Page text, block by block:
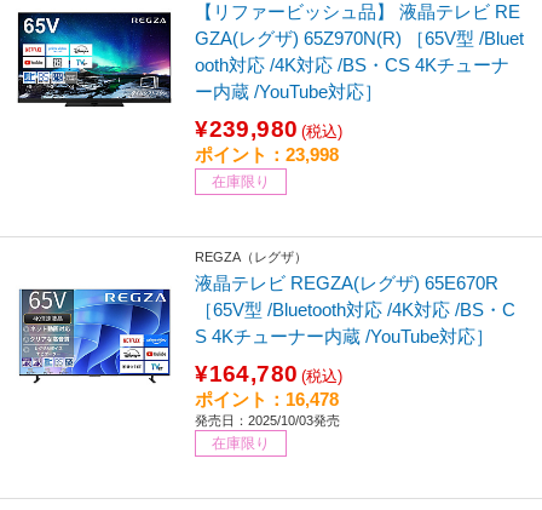
【リファービッシュ品】 液晶テレビ RE
GZA(レグザ) 65Z970N(R) ［65V型 /Bluet
ooth対応 /4K対応 /BS・CS 4Kチューナ
ー内蔵 /YouTube対応］
¥239,980 (税込)
ポイント：23,998
在庫限り
REGZA（レグザ）
液晶テレビ REGZA(レグザ) 65E670R
［65V型 /Bluetooth対応 /4K対応 /BS・C
S 4Kチューナー内蔵 /YouTube対応］
¥164,780 (税込)
ポイント：16,478
発売日：2025/10/03発売
在庫限り